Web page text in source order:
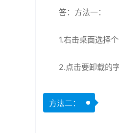
答：方法一：
1.右击桌面选择
2.点击要卸载的
方法二：